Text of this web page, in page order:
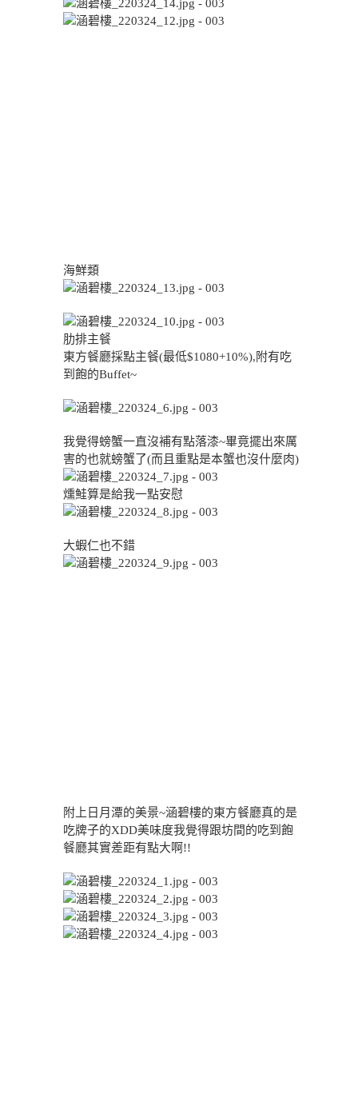
海鮮類
肋排主餐
東方餐廳採點主餐(最低$1080+10%),附有吃
到飽的Buffet~
我覺得螃蟹一直沒補有點落漆~畢竟擺出來厲
害的也就螃蟹了(而且重點是本蟹也沒什麼肉)
燻鮭算是給我一點安慰
大蝦仁也不錯
附上日月潭的美景~涵碧樓的東方餐廳真的是
吃牌子的XDD美味度我覺得跟坊間的吃到飽
餐廳其實差距有點大啊!!